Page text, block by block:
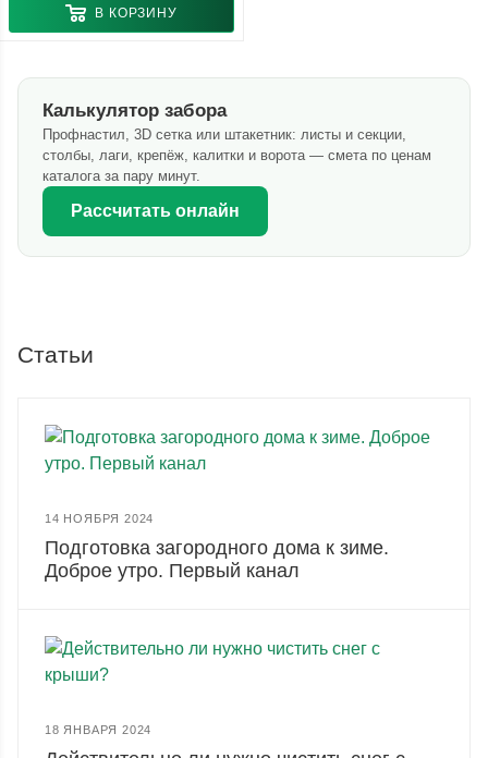
В КОРЗИНУ
Калькулятор забора
Профнастил, 3D сетка или штакетник: листы и секции,
столбы, лаги, крепёж, калитки и ворота — смета по ценам
каталога за пару минут.
Рассчитать онлайн
Статьи
14 НОЯБРЯ 2024
Подготовка загородного дома к зиме.
Доброе утро. Первый канал
18 ЯНВАРЯ 2024